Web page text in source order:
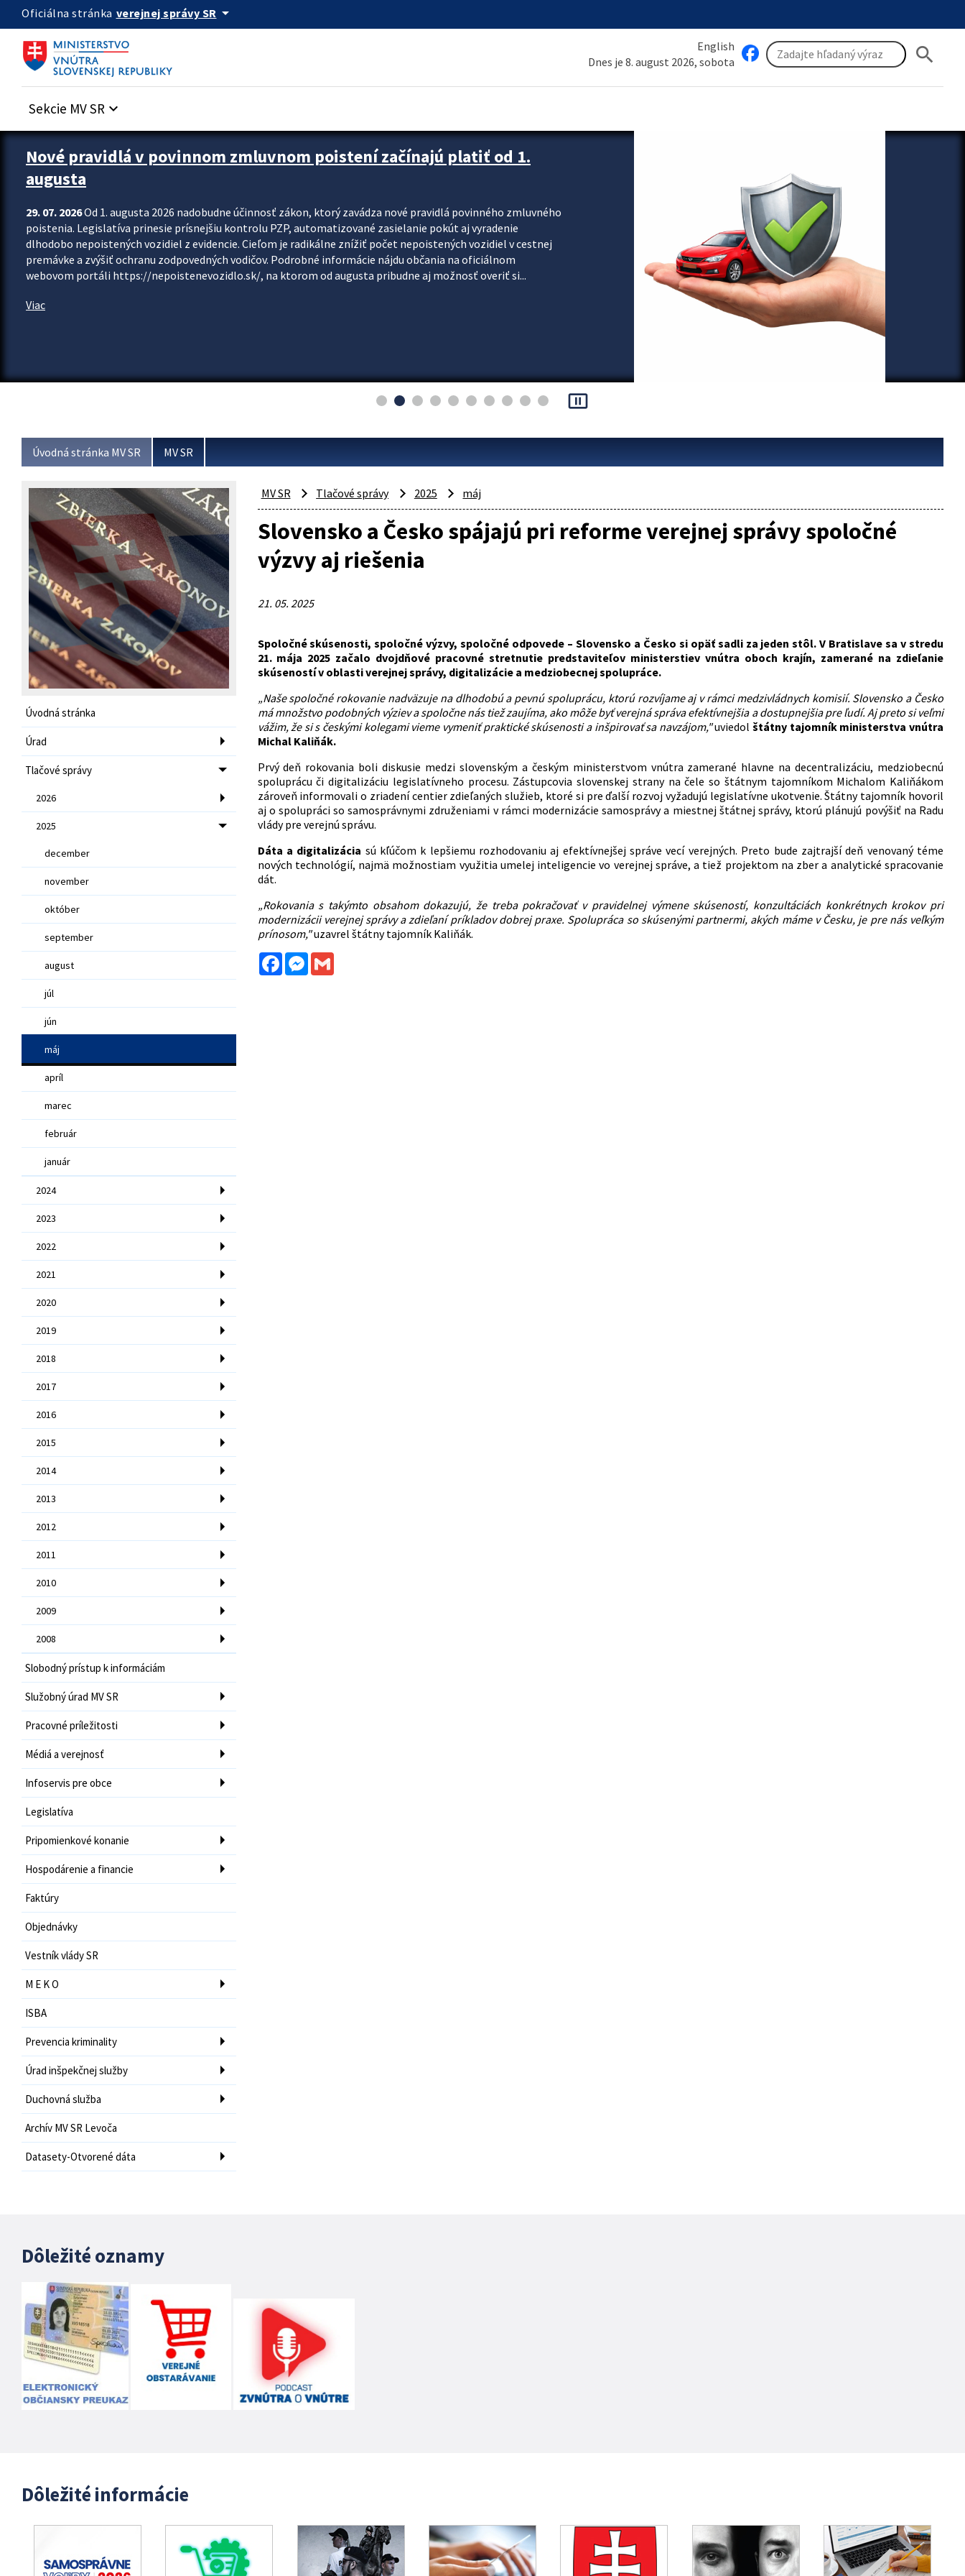
Preskocit na hlavný obsah
Oficiálna stránka verejnej správy SR arrow_drop_down
English
Dnes je 8. august 2026, sobota
search
Sekcie MV SR keyboard_arrow_down
Zastavit automatický posun upútavok
Nové pravidlá v povinnom zmluvnom poistení začínajú platiť od 1.
augusta
29. 07. 2026Od 1. augusta 2026 nadobudne účinnosť zákon, ktorý zavádza nové pravidlá povinného zmluvného
poistenia. Legislatíva prinesie prísnejšiu kontrolu PZP, automatizované zasielanie pokút aj vyradenie
dlhodobo nepoistených vozidiel z evidencie. Cieľom je radikálne znížiť počet nepoistených vozidiel v cestnej
premávke a zvýšiť ochranu zodpovedných vodičov. Podrobné informácie nájdu občania na oficiálnom
webovom portáli https://nepoistenevozidlo.sk/, na ktorom od augusta pribudne aj možnosť overiť si...
Viac
pause_presentation
Úvodná stránka MV SR MV SR
Úvodná stránka
Úrad
Tlačové správy
2026
2025
december
november
október
september
august
júl
jún
máj
apríl
marec
február
január
2024
2023
2022
2021
2020
2019
2018
2017
2016
2015
2014
2013
2012
2011
2010
2009
2008
Slobodný prístup k informáciám
Služobný úrad MV SR
Pracovné príležitosti
Médiá a verejnosť
Infoservis pre obce
Legislatíva
Pripomienkové konanie
Hospodárenie a financie
Faktúry
Objednávky
Vestník vlády SR
M E K O
ISBA
Prevencia kriminality
Úrad inšpekčnej služby
Duchovná služba
Archív MV SR Levoča
Datasety-Otvorené dáta
MV SR Tlačové správy 2025 máj
Slovensko a Česko spájajú pri reforme verejnej správy spoločné
výzvy aj riešenia
21. 05. 2025
Spoločné skúsenosti, spoločné výzvy, spoločné odpovede – Slovensko a Česko si opäť sadli za jeden stôl. V Bratislave sa v stredu
21. mája 2025 začalo dvojdňové pracovné stretnutie predstaviteľov ministerstiev vnútra oboch krajín, zamerané na zdieľanie
skúseností v oblasti verejnej správy, digitalizácie a medziobecnej spolupráce.
„Naše spoločné rokovanie nadväzuje na dlhodobú a pevnú spoluprácu, ktorú rozvíjame aj v rámci medzivládnych komisií. Slovensko a Česko
má množstvo podobných výziev a spoločne nás tiež zaujíma, ako môže byť verejná správa efektívnejšia a dostupnejšia pre ľudí. Aj preto si veľmi
vážim, že si s českými kolegami vieme vymeniť praktické skúsenosti a inšpirovať sa navzájom,"uviedolštátny tajomník ministerstva vnútra
Michal Kaliňák.
Prvý deň rokovania boli diskusie medzi slovenským a českým ministerstvom vnútra zamerané hlavne na decentralizáciu, medziobecnú
spoluprácu či digitalizáciu legislatívneho procesu. Zástupcovia slovenskej strany na čele so štátnym tajomníkom Michalom Kaliňákom
zároveň informovali o zriadení centier zdieľaných služieb, ktoré si pre ďalší rozvoj vyžadujú legislatívne ukotvenie. Štátny tajomník hovoril
aj o spolupráci so samosprávnymi združeniami v rámci modernizácie samosprávy a miestnej štátnej správy, ktorú plánujú povýšiť na Radu
vlády pre verejnú správu.
Dáta a digitalizácia sú kľúčom k lepšiemu rozhodovaniu aj efektívnejšej správe vecí verejných. Preto bude zajtrajší deň venovaný téme
nových technológií, najmä možnostiam využitia umelej inteligencie vo verejnej správe, a tiež projektom na zber a analytické spracovanie
dát.
„Rokovania s takýmto obsahom dokazujú, že treba pokračovať v pravidelnej výmene skúseností, konzultáciách konkrétnych krokov pri
modernizácii verejnej správy a zdieľaní príkladov dobrej praxe. Spolupráca so skúsenými partnermi, akých máme v Česku, je pre nás veľkým
prínosom,"uzavrel štátny tajomník Kaliňák.
FacebookMessenger
Gmail
Dôležité oznamy
Dôležité informácie